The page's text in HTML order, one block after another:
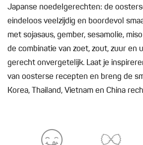
Japanse noedelgerechten: de
eindeloos veelzijdig en boordevol
met sojasaus, gember, sesamolie,
de combinatie van zoet, zout, zuur en
gerecht onvergetelijk. Laat je
van oosterse recepten en breng de
Korea, Thailand, Vietnam en China